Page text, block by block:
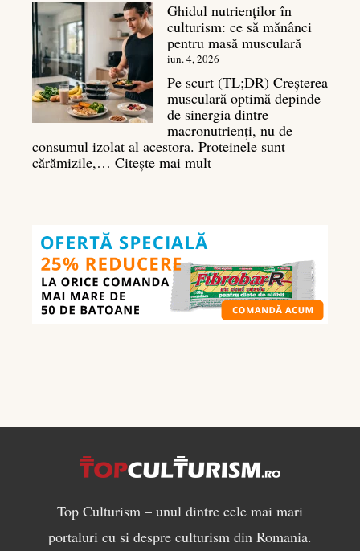
Ghid
complet
pentru
3D
Ghidul nutrienților în
culturism: ce să mănânci
pentru masă musculară
iun. 4, 2026
Pe scurt (TL;DR) Creșterea
musculară optimă depinde
de sinergia dintre
macronutrienți, nu de
consumul izolat al acestora. Proteinele sunt
cărămizile,… Citește mai mult:
mănânci
pentru
masă
musculară
Top Culturism – unul dintre cele mai mari
portaluri cu si despre culturism din Romania.